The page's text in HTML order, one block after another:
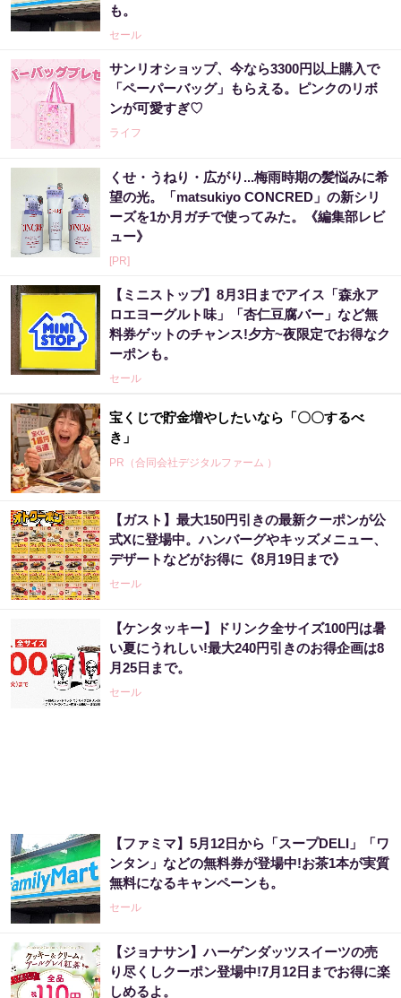
も。
セール
サンリオショップ、今なら3300円以上購入で
「ペーパーバッグ」もらえる。ピンクのリボ
ンが可愛すぎ♡
ライフ
くせ・うねり・広がり...梅雨時期の髪悩みに希
望の光。「matsukiyo CONCRED」の新シリ
ーズを1か月ガチで使ってみた。《編集部レビ
ュー》
[PR]
【ミニストップ】8月3日までアイス「森永ア
ロエヨーグルト味」「杏仁豆腐バー」など無
料券ゲットのチャンス!夕方~夜限定でお得なク
ーポンも。
セール
宝くじで貯金増やしたいなら「〇〇するべ
き」
PR（合同会社デジタルファーム ）
宝くじ“なんとなく”で買っている限り変わら
ない
PR（合同会社デジタルファーム ）
「僕が世界三大投資家から信頼されている理
由」精鋭のなかでNo.1になった天才
PR（Acoco.）
【宝くじ落選】外れ続ける流れ、ここで断ち
ませんか
PR（合同会社デジタルファーム ）
宝くじの買い方、気づいた人から結果が変わ
っていく
【ガスト】最大150円引きの最新クーポンが公
式Xに登場中。ハンバーグやキッズメニュー、
デザートなどがお得に《8月19日まで》
セール
【ケンタッキー】ドリンク全サイズ100円は暑
い夏にうれしい!最大240円引きのお得企画は8
月25日まで。
セール
【ファミマ】5月12日から「スープDELI」「ワ
ンタン」などの無料券が登場中!お茶1本が実質
無料になるキャンペーンも。
セール
【ジョナサン】ハーゲンダッツスイーツの売
り尽くしクーポン登場中!7月12日までお得に楽
しめるよ。